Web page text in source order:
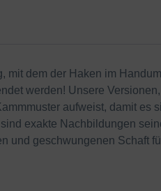
mit dem der Haken im
werden! Unsere
aufweist, damit
exakte Nachbildungen
und geschwungenen